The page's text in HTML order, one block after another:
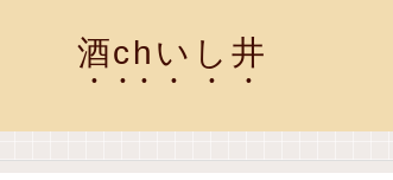
酒chいし井